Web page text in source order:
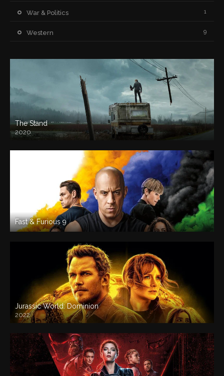
War & Politics 1
Western 9
The Stand
2020
Fast & Furious 9
Jurassic World: Dominion
2022